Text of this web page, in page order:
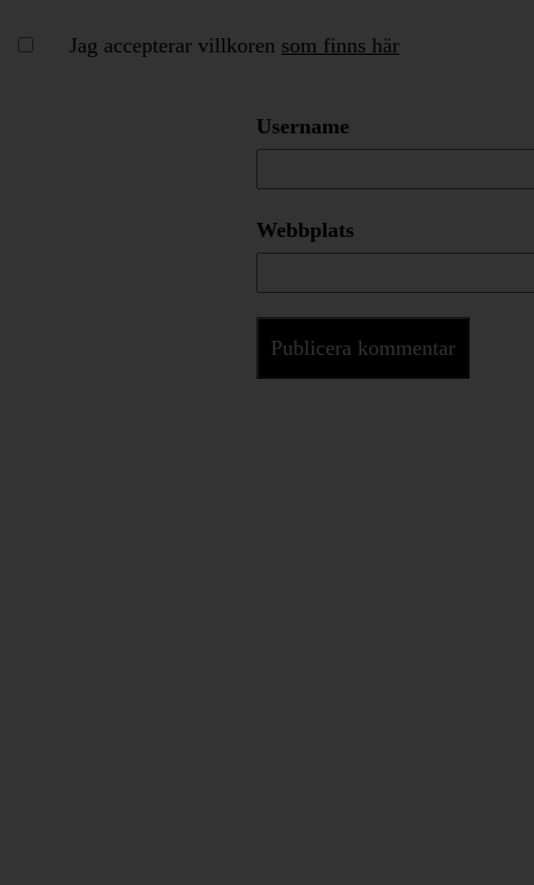
Jag accepterar villkoren som finns här
Username
Webbplats